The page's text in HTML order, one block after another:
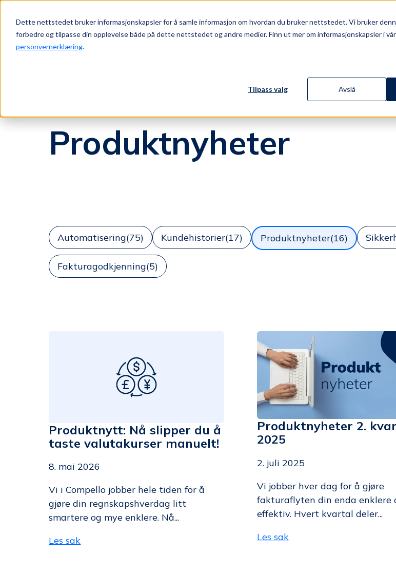
Dette nettstedet bruker informasjonskapsler for å samle informasjon om hvordan du bruker nettstedet. Vi bruker
forbedre og tilpasse din opplevelse både på dette nettstedet og andre medier. Finn ut mer om informasjonskapsler i vår
personvernerklæring.
Tilpass valg Avslå
Jump to content
Produkt Priser
Om
oss
Ressurser
Produktnyheter
Automatisering(75) Kundehistorier(17) Produktnyheter(16)
Fakturagodkjenning(5)
Produktnytt: Nå slipper du å
taste valutakurser manuelt!
8. mai 2026
Vi i Compello jobber hele tiden for å
gjøre din regnskapshverdag litt
smartere og mye enklere. Nå...
Les sak
Produktnyheter 2.
2025
2. juli 2025
Vi jobber hver dag for å gjøre
fakturaflyten din enda enklere
effektiv. Hvert kvartal deler...
Les sak